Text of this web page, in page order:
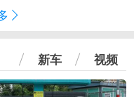
新车 视频